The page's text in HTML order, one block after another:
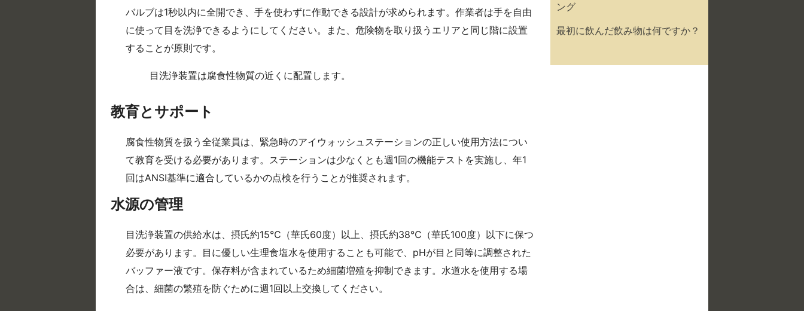
バルブは1秒以内に全開でき、手を使わずに作動できる設計が求められます。作業者は手を自由
に使って目を洗浄できるようにしてください。また、危険物を取り扱うエリアと同じ階に設置
することが原則です。
目洗浄装置は腐食性物質の近くに配置します。
教育とサポート
腐食性物質を扱う全従業員は、緊急時のアイウォッシュステーションの正しい使用方法につい
て教育を受ける必要があります。ステーションは少なくとも週1回の機能テストを実施し、年1
回はANSI基準に適合しているかの点検を行うことが推奨されます。
水源の管理
目洗浄装置の供給水は、摂氏約15℃（華氏60度）以上、摂氏約38℃（華氏100度）以下に保つ
必要があります。目に優しい生理食塩水を使用することも可能で、pHが目と同等に調整された
バッファー液です。保存料が含まれているため細菌増殖を抑制できます。水道水を使用する場
合は、細菌の繁殖を防ぐために週1回以上交換してください。
ング
最初に飲んだ飲み物は何ですか？